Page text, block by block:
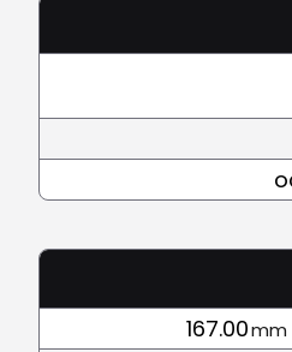
167.00mm